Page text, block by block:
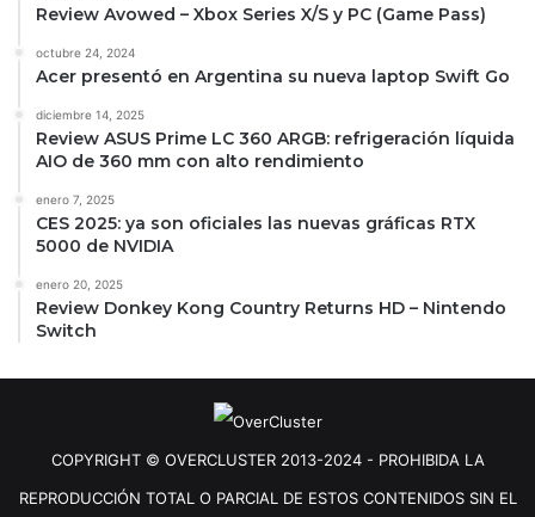
Review Avowed – Xbox Series X/S y PC (Game Pass)
octubre 24, 2024
Acer presentó en Argentina su nueva laptop Swift Go
diciembre 14, 2025
Review ASUS Prime LC 360 ARGB: refrigeración líquida
AIO de 360 mm con alto rendimiento
enero 7, 2025
CES 2025: ya son oficiales las nuevas gráficas RTX
5000 de NVIDIA
enero 20, 2025
Review Donkey Kong Country Returns HD – Nintendo
Switch
COPYRIGHT © OVERCLUSTER 2013-2024 - PROHIBIDA LA
REPRODUCCIÓN TOTAL O PARCIAL DE ESTOS CONTENIDOS SIN EL